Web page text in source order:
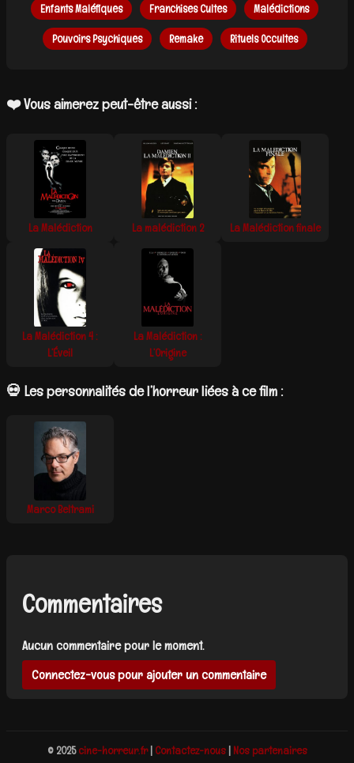
Enfants Maléfiques Franchises Cultes Malédictions
Pouvoirs Psychiques Remake Rituels Occultes
❤️ Vous aimerez peut-être aussi :
La Malédiction La malédiction 2 La Malédiction finale
La Malédiction 4 :
L’Éveil
La Malédiction :
L’Origine
💀 Les personnalités de l’horreur liées à ce film :
Marco Beltrami
Commentaires
Aucun commentaire pour le moment.
Connectez-vous pour ajouter un commentaire
© 2025cine-horreur.fr| Contactez-nous| Nos partenaires